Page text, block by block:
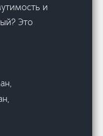
и
Это